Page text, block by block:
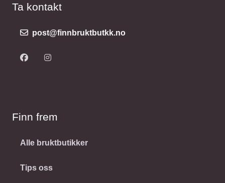
Ta kontakt
post@finnbruktbutkk.no
Finn frem
Alle bruktbutikker
Tips oss